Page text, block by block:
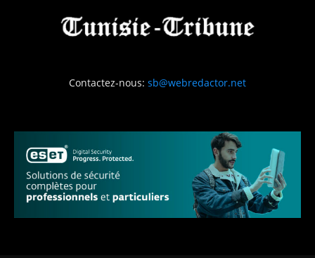
Contactez-nous: sb@webredactor.net